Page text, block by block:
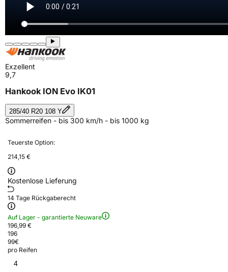
Exzellent
9,7
Hankook ION Evo IK01
285/40 R20 108 Y
Sommerreifen - bis 300 km/h - bis 1000 kg
Teuerste Option:
214,15 €
Kostenlose Lieferung
14 Tage Rückgaberecht
Auf Lager - garantierte Neuware
196,99 €
196
99€
pro Reifen
4